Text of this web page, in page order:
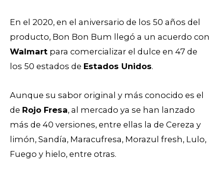
En el 2020, en el aniversario de los 50 años del
producto, Bon Bon Bum llegó a un acuerdo con
Walmart para comercializar el dulce en 47 de
los 50 estados de Estados Unidos.
Aunque su sabor original y más conocido es el
de Rojo Fresa, al mercado ya se han lanzado
más de 40 versiones, entre ellas la de Cereza y
limón, Sandía, Maracufresa, Morazul fresh, Lulo,
Fuego y hielo, entre otras.